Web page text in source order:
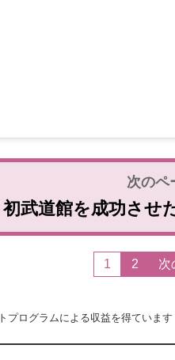
初武道館を成功させ
1 2 次
プログラムによる収益を得ています